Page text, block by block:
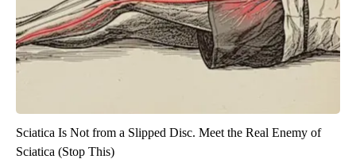
Sciatica Is Not from a Slipped Disc. Meet the Real Enemy of
Sciatica (Stop This)